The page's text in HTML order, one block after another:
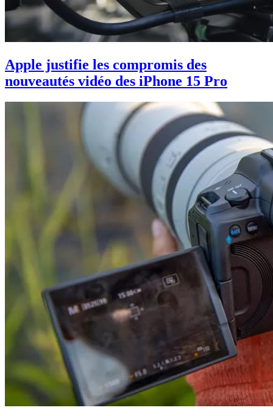
Apple justifie les compromis des
nouveautés vidéo des iPhone 15 Pro